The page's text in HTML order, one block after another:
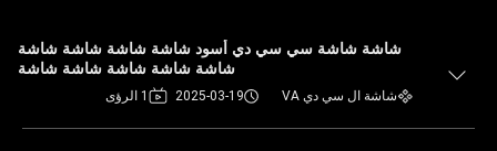
شاشة شاشة سي سي دي أسود شاشة شاشة شاشة شاشة
شاشة شاشة شاشة شاشة شاشة
شاشة ال سي دي VA 2025-03-19 1 الرؤى